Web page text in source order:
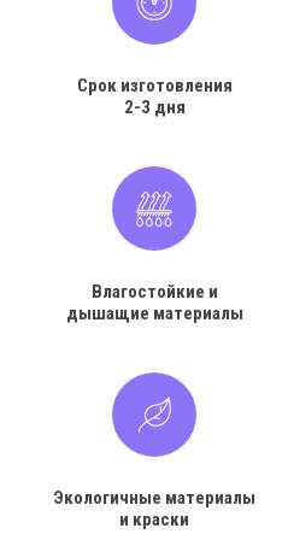
Срок изготовления
2-3 дня
Влагостойкие и
дышащие материалы
Экологичные материалы
и краски